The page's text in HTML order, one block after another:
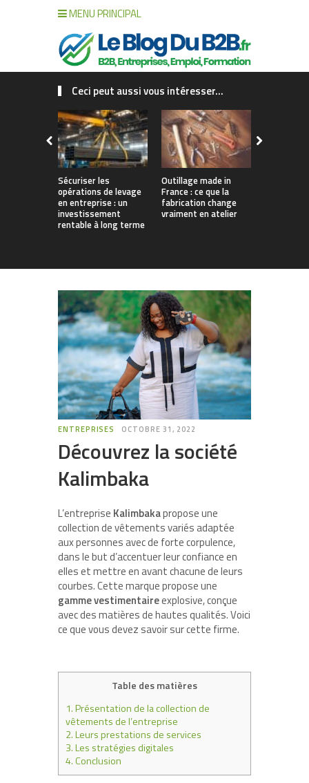
MENU PRINCIPAL
Ceci peut aussi vous intéresser...
Sécuriser les
opérations de levage
en entreprise : un
investissement
rentable à long terme
Outillage made in
France : ce que la
fabrication change
vraiment en atelier
ENTREPRISES OCTOBRE 31, 2022
Découvrez la société
Kalimbaka
L’entreprise Kalimbakapropose une
collection de vêtements variés adaptée
aux personnes avec de forte corpulence,
dans le but d’accentuer leur confiance en
elles et mettre en avant chacune de leurs
courbes. Cette marque propose une
gamme vestimentaireexplosive, conçue
avec des matières de hautes qualités. Voici
ce que vous devez savoir sur cette firme.
Table des matières
1.Présentation de la collection de
vêtements de l’entreprise
2.Leurs prestations de services
3.Les stratégies digitales
4.Conclusion